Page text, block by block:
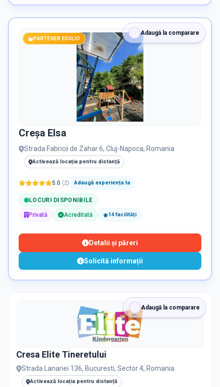
Adaugă la comparare
PARTENER EDULIO
Creșa Elsa
Strada Fabricii de Zahar 6, Cluj-Napoca, Romania
Activează locația pentru distanță
5.0 (2) Adaugă experiența ta
LOCURI DISPONIBILE
Privată Acreditată 14facilități
Detalii și păreri
Solicită informații
Adaugă la comparare
Cresa Elite Tineretului
Strada Lanariei 136, Bucuresti, Sector 4, Romania
Activează locația pentru distanță